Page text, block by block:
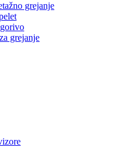
grejanje
grejanje